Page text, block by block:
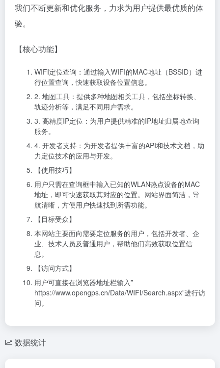
我们不断更新和优化服务，力求为用户提供最优质的体
验。
【核心功能】
WIFI定位查询：通过输入WIFI的MAC地址（BSSID）进
行位置查询，快速获取设备位置信息。
2. 地图工具：提供多种地图相关工具，包括坐标转换、
轨迹分析等，满足不同用户需求。
3. 高精度IP定位：为用户提供精准的IP地址归属地查询
服务。
4. 开发者支持：为开发者提供丰富的API和技术文档，助
力定位技术的应用与开发。
【使用技巧】
用户只需在查询框中输入已知的WLAN热点设备的MAC
地址，即可快速获取其对应的位置。网站界面简洁，导
航清晰，方便用户快速找到所需功能。
【目标受众】
本网站主要面向需要定位服务的用户，包括开发者、企
业、技术人员及普通用户，帮助他们高效获取位置信
息。
【访问方式】
用户可直接在浏览器地址栏输入”
https://www.opengps.cn/Data/WIFI/Search.aspx”进行访
问。
数据统计